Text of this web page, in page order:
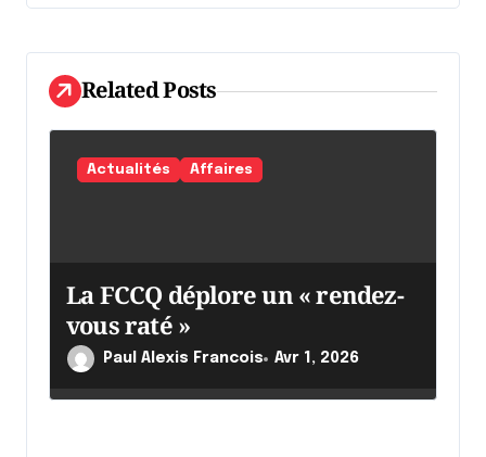
d
e
l
'
a
c
l
e
Related Posts
Actualités Affaires
La FCCQ déplore un « rendez-
vous raté »
Paul Alexis Francois Avr 1, 2026